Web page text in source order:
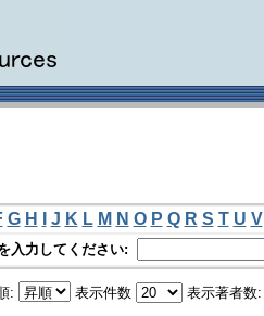
G H J K L M N O P Q R S T U V
入力してください:
: 表示件数 表示著者数: